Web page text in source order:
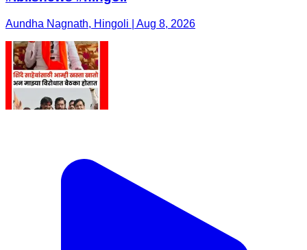
Aundha Nagnath, Hingoli | Aug 8, 2026